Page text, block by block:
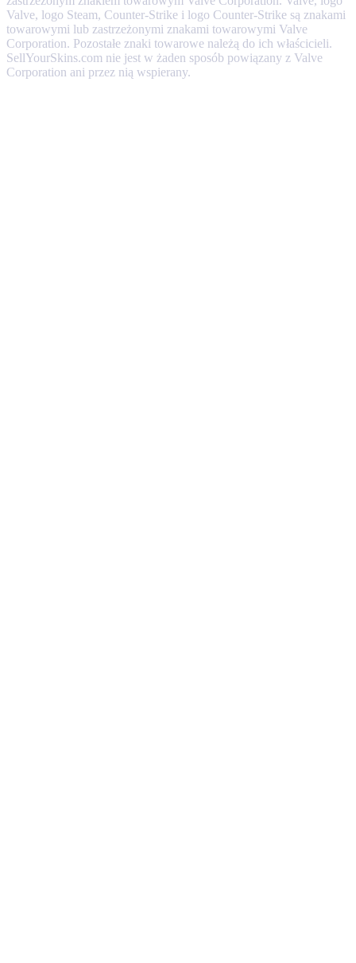
Valve, logo Steam, Counter-Strike i logo Counter-Strike są znakami
towarowymi lub zastrzeżonymi znakami towarowymi Valve
Corporation. Pozostałe znaki towarowe należą do ich właścicieli.
SellYourSkins.com nie jest w żaden sposób powiązany z Valve
Corporation ani przez nią wspierany.